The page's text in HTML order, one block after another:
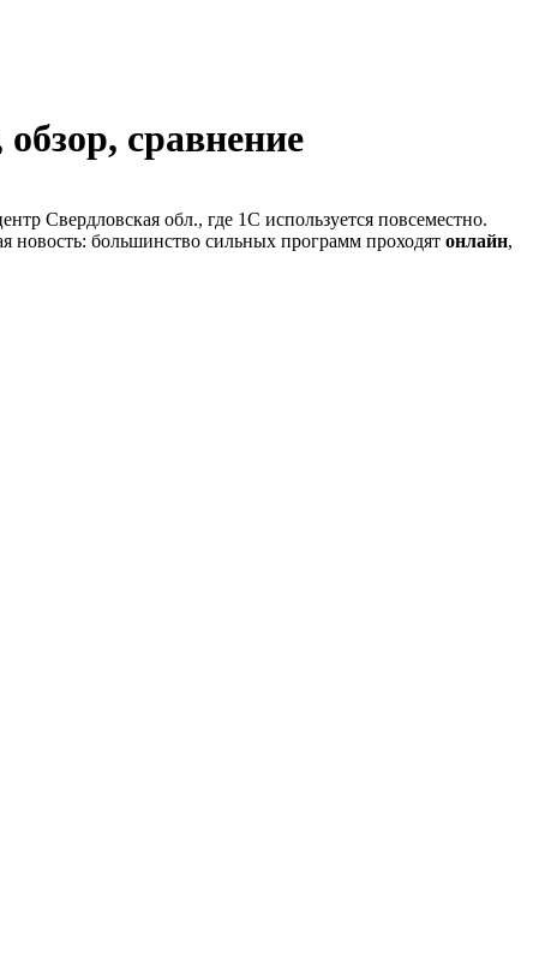
сравнение
Свердловская обл., где 1С используется повсеместно.
большинство сильных программ проходят онлайн,